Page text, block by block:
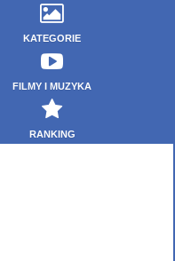
KATEGORIE
FILMY I MUZYKA
RANKING